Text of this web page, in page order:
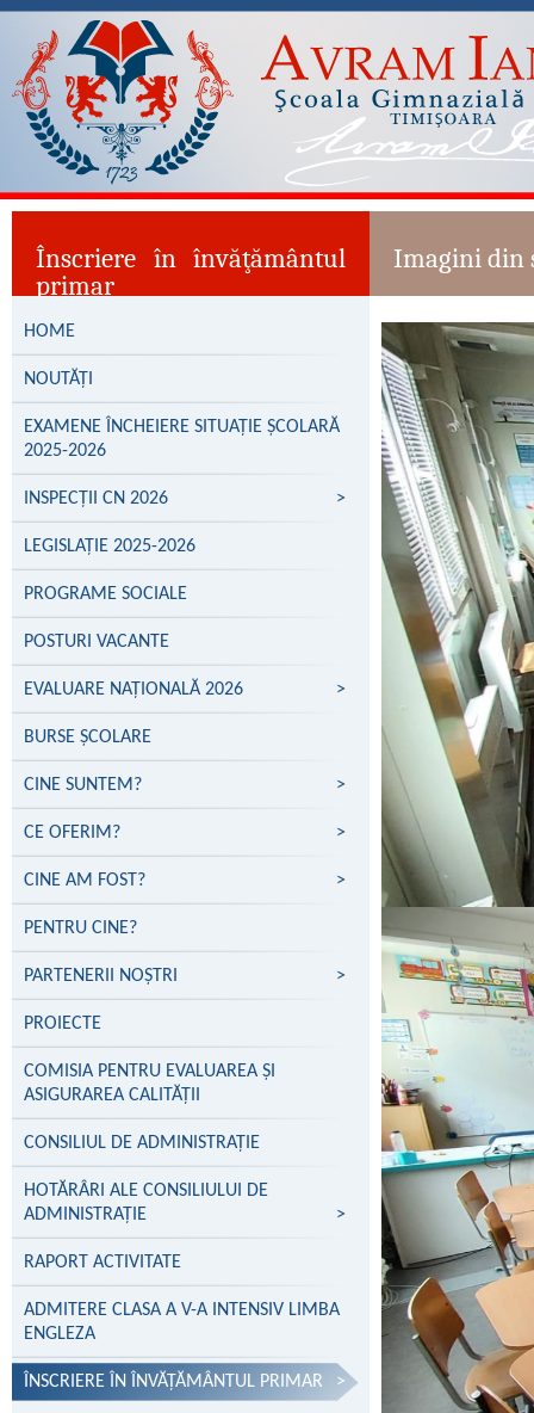
Înscriere în învăţământul
primar
Imagini din
HOME
NOUTĂȚI
EXAMENE ÎNCHEIERE SITUAȚIE ȘCOLARĂ
2025-2026
INSPECȚII CN 2026 >
LEGISLAȚIE 2025-2026
PROGRAME SOCIALE
POSTURI VACANTE
EVALUARE NAŢIONALĂ 2026 >
BURSE ȘCOLARE
CINE SUNTEM? >
CE OFERIM? >
CINE AM FOST? >
PENTRU CINE?
PARTENERII NOŞTRI >
PROIECTE
COMISIA PENTRU EVALUAREA ȘI
ASIGURAREA CALITĂȚII
CONSILIUL DE ADMINISTRAȚIE
HOTĂRÂRI ALE CONSILIULUI DE
ADMINISTRAȚIE
>
RAPORT ACTIVITATE
ADMITERE CLASA A V-A INTENSIV LIMBA
ENGLEZA
ÎNSCRIERE ÎN ÎNVĂŢĂMÂNTUL PRIMAR >